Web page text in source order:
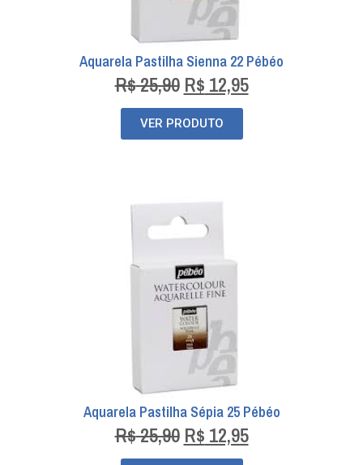
Aquarela Pastilha Sienna 22 Pébéo
R$25,90 R$ 12,95
VER PRODUTO
Aquarela Pastilha Sépia 25 Pébéo
R$25,90 R$ 12,95